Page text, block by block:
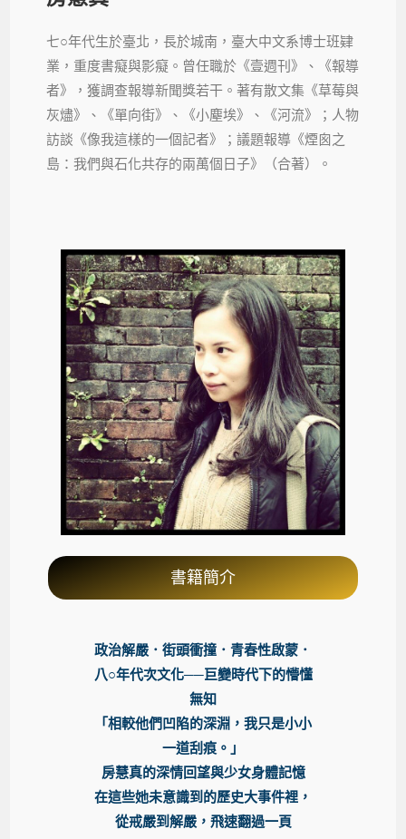
七○年代生於臺北，長於城南，臺大中文系博士班肄
業，重度書癡與影癡。曾任職於《壹週刊》、《報導
者》，獲調查報導新聞獎若干。著有散文集《草莓與
灰燼》、《單向街》、《小塵埃》、《河流》；人物
訪談《像我這樣的一個記者》；議題報導《煙囪之
島：我們與石化共存的兩萬個日子》（合著）。
書籍簡介
政治解嚴．街頭衝撞．青春性啟蒙．
八○年代次文化──巨變時代下的懵懂
無知
「相較他們凹陷的深淵，我只是小小
一道刮痕。」
房慧真的深情回望與少女身體記憶
在這些她未意識到的歷史大事件裡，
從戒嚴到解嚴，飛速翻過一頁